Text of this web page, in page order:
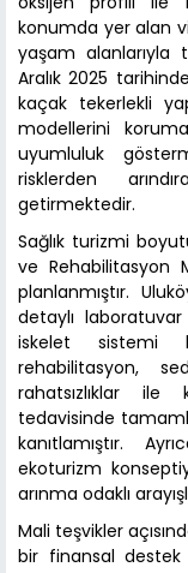
konumda yer alan
yaşam alanlarıyla
Aralık 2025
kaçak tekerlekli
modellerini
uyumluluk
risklerden
getirmektedir.
Sağlık turizmi
ve Rehabilitasyon
planlanmıştır.
detaylı
iskelet sistemi
rehabilitasyon,
rahatsızlıklar ile
tedavisinde
kanıtlamıştır.
ekoturizm
arınma odaklı
Mali teşvikler
bir finansal destek